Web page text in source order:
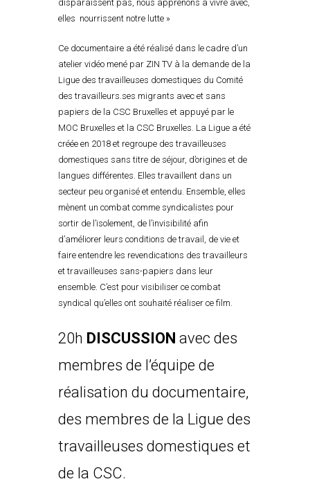
disparaissent pas, nous apprenons à vivre avec,
elles nourrissent notre lutte »
Ce documentaire a été réalisé dans le cadre d’un
atelier vidéo mené par ZIN TV à la demande de la
Ligue des travailleuses domestiques du Comité
des travailleurs.ses migrants avec et sans
papiers de la CSC Bruxelles et appuyé par le
MOC Bruxelles et la CSC Bruxelles. La Ligue a été
créée en 2018 et regroupe des travailleuses
domestiques sans titre de séjour, d’origines et de
langues différentes. Elles travaillent dans un
secteur peu organisé et entendu. Ensemble, elles
mènent un combat comme syndicalistes pour
sortir de l’isolement, de l’invisibilité afin
d’améliorer leurs conditions de travail, de vie et
faire entendre les revendications des travailleurs
et travailleuses sans-papiers dans leur
ensemble. C’est pour visibiliser ce combat
syndical qu’elles ont souhaité réaliser ce film.
20h DISCUSSION avec des
membres de l’équipe de
réalisation du documentaire,
des membres de la Ligue des
travailleuses domestiques et
de la CSC.